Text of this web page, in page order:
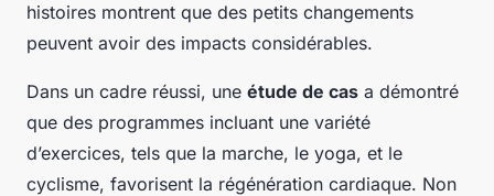
histoires montrent que des petits changements
peuvent avoir des impacts considérables.
Dans un cadre réussi, une étude de cas a démontré
que des programmes incluant une variété
d’exercices, tels que la marche, le yoga, et le
cyclisme, favorisent la régénération cardiaque. Non